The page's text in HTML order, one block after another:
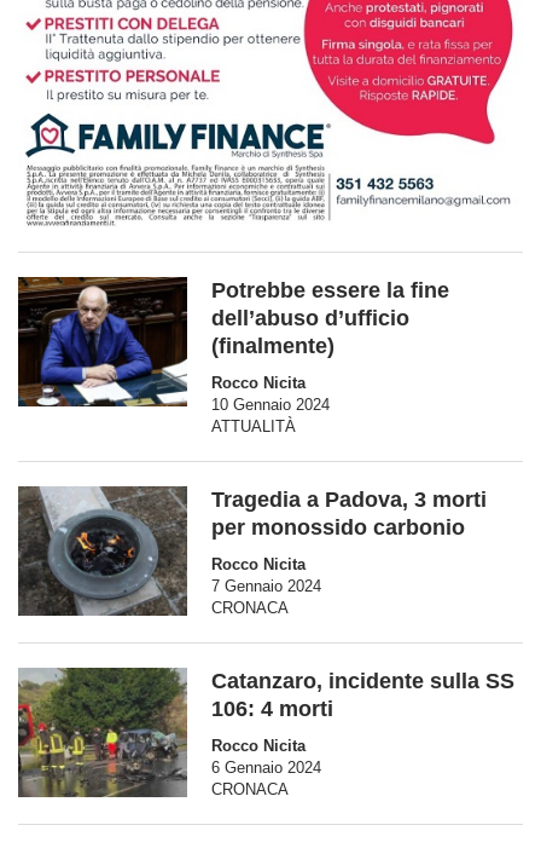
Potrebbe essere la fine
dell’abuso d’ufficio
(finalmente)
Rocco Nicita
10 Gennaio 2024
ATTUALITÀ
Tragedia a Padova, 3 morti
per monossido carbonio
Rocco Nicita
7 Gennaio 2024
CRONACA
Catanzaro, incidente sulla SS
106: 4 morti
Rocco Nicita
6 Gennaio 2024
CRONACA